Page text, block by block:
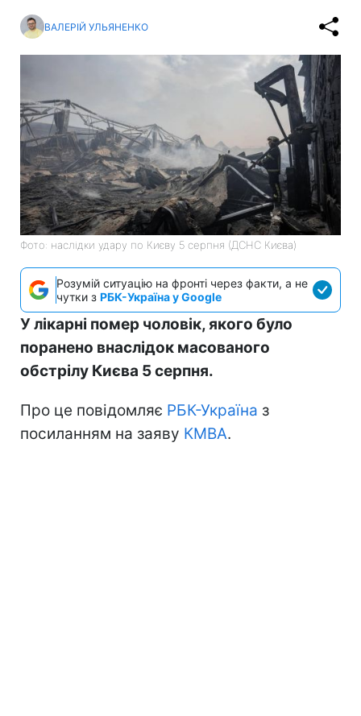
ВАЛЕРІЙ УЛЬЯНЕНКО
Фото: наслідки удару по Києву 5 серпня (ДСНС Києва)
Розумій ситуацію на фронті через факти, а не
чутки з РБК-Україна у Google
У лікарні помер чоловік, якого було
поранено внаслідок масованого
обстрілу Києва 5 серпня.
Про це повідомляє РБК-Україна з
посиланням на заяву КМВА.